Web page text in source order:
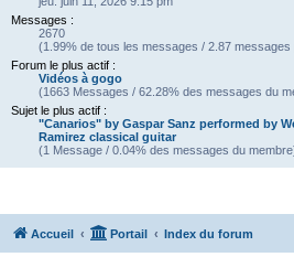
Messages :
2670
(1.99% de tous les messages / 2.87 messages
Forum le plus actif :
Vidéos à gogo
(1663 Messages / 62.28% des messages du
Sujet le plus actif :
"Canarios" by Gaspar Sanz performed by
Ramirez classical guitar
(1 Message / 0.04% des messages du
Accueil Portail Index du forum